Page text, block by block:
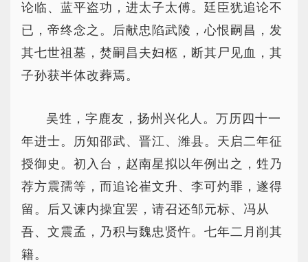
论临、蓝平盗功，进太子太傅。廷臣犹追论不
已，帝终念之。后献忠陷武陵，心恨嗣昌，发
其七世祖墓，焚嗣昌夫妇柩，断其尸见血，其
子孙获半体改葬焉。
吴甡，字鹿友，扬州兴化人。万历四十一
年进士。历知邵武、晋江、潍县。天启二年征
授御史。初入台，赵南星拟以年例出之，甡乃
荐方震孺等，而追论崔文升、李可灼罪，遂得
留。后又谏内操宜罢，请召还邹元标、冯从
吾、文震孟，乃积与魏忠贤忤。七年二月削其
籍。